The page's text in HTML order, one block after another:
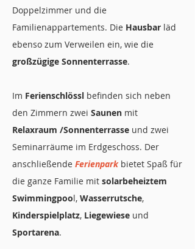
Doppelzimmer und die
Familienappartements. Die Hausbar läd
ebenso zum Verweilen ein, wie die
großzügige Sonnenterrasse.
Im Ferienschlössl befinden sich neben
den Zimmern zwei Saunen mit
Relaxraum /Sonnenterrasse und zwei
Seminarräume im Erdgeschoss. Der
anschließende Ferienpark bietet Spaß für
die ganze Familie mit solarbeheiztem
Swimmingpool, Wasserrutsche,
Kinderspielplatz, Liegewiese und
Sportarena.